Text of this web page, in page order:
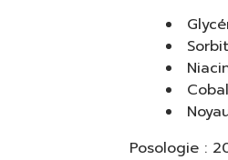
Posologie :